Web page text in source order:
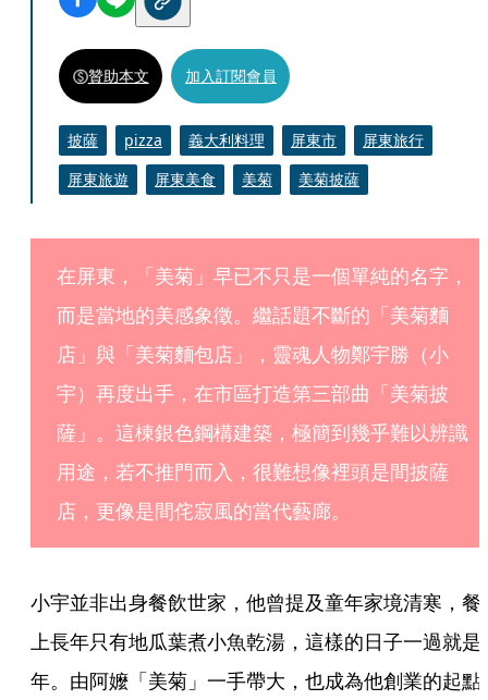
贊助本文 加入訂閱會員
披薩 pizza 義大利料理 屏東市
屏東旅行
屏東旅遊
屏東美食 美菊 美菊披薩
在屏東，「美菊」早已不只是一個單純的名字，
而是當地的美感象徵。繼話題不斷的「美菊麵
店」與「美菊麵包店」，靈魂人物鄭宇勝（小
宇）再度出手，在市區打造第三部曲「美菊披
薩」。這棟銀色鋼構建築，極簡到幾乎難以辨識
用途，若不推門而入，很難想像裡頭是間披薩
店，更像是間侘寂風的當代藝廊。
小宇並非出身餐飲世家，他曾提及童年家境清寒，餐
上長年只有地瓜葉煮小魚乾湯，這樣的日子一過就是
年。由阿嬤「美菊」一手帶大，也成為他創業的起點